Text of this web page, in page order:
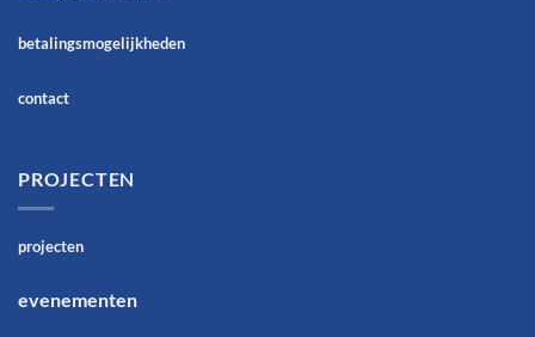
betalingsmogelijkheden
contact
PROJECTEN
projecten
evenementen